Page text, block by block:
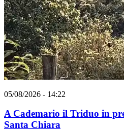
05/08/2026 - 14:22
A Cademario il Triduo in
Santa Chiara